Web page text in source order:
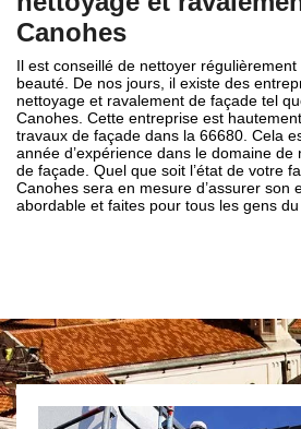
Canohes
Il est conseillé de nettoyer
beauté. De nos jours, il existe des
nettoyage et ravalement de façade tel
Canohes. Cette entreprise est
travaux de façade dans la 66680. Cela
année d’expérience dans le domaine
de façade. Quel que soit l’état de votre
Canohes sera en mesure d’assurer son
abordable et faites pour tous les gens